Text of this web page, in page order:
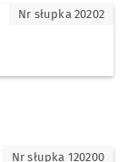
Nr słupka 20202
(Pętla)
Nr słupka 120200